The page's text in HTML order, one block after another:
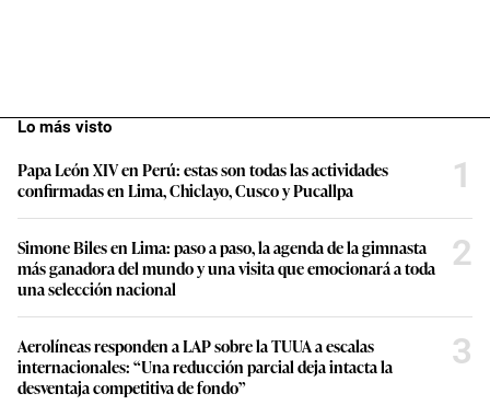
Lo más visto
Papa León XIV en Perú: estas son todas las actividades
confirmadas en Lima, Chiclayo, Cusco y Pucallpa
1
Simone Biles en Lima: paso a paso, la agenda de la gimnasta
más ganadora del mundo y una visita que emocionará a toda
una selección nacional
2
Aerolíneas responden a LAP sobre la TUUA a escalas
internacionales: “Una reducción parcial deja intacta la
desventaja competitiva de fondo”
3